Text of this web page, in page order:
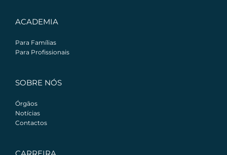
ACADEMIA
Para Famílias
Para Profissionais
SOBRE NÓS
Órgãos
Notícias
Contactos